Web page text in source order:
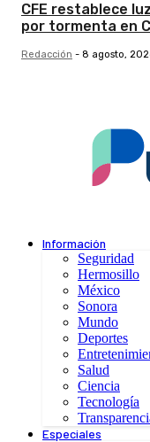
CFE restablece
por tormenta en
Redacción - 8 agosto,
Información
Seguridad
Hermosillo
México
Sonora
Mundo
Deportes
Salud
Ciencia
Tecnología
Especiales